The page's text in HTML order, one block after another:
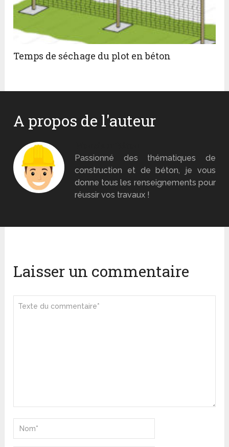
Temps de séchage du plot en béton
A propos de l'auteur
Passionné des thématiques de
construction et de béton, je vous
donne tous les renseignements pour
réussir vos travaux !
Laisser un commentaire